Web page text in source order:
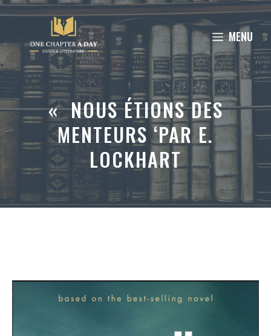
Aller
contenu
MENU
« NOUS ÉTIONS DES
MENTEURS ‘PAR E.
LOCKHART